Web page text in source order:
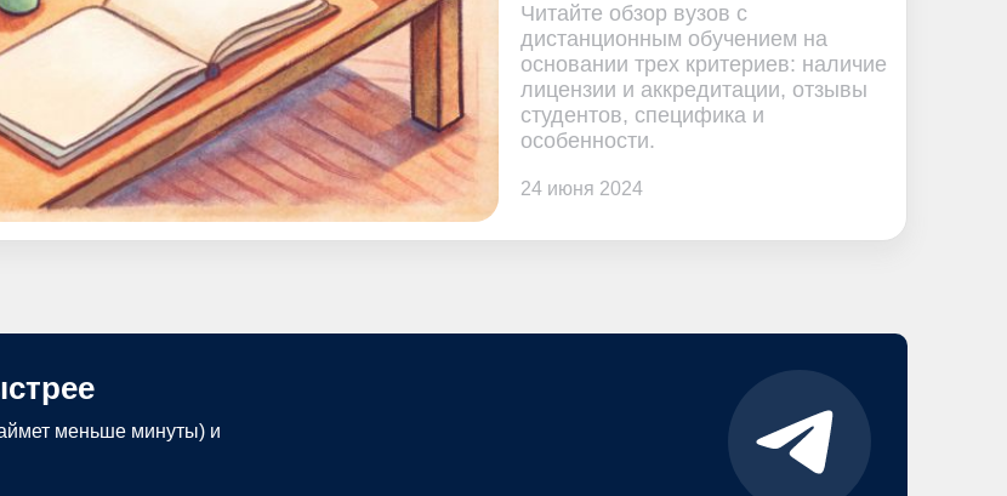
Читайте обзор вузов с
дистанционным обучением на
основании трех критериев: наличие
лицензии и аккредитации, отзывы
студентов, специфика и
особенности.
24 июня 2024
меньше минуты) и